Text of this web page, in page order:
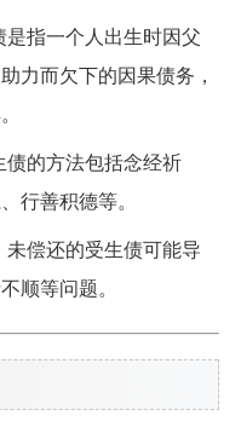
是指一个人出生时因父
力而欠下的因果债务，
债的方法包括念经祈
行善积德等。
未偿还的受生债可能导
顺等问题。